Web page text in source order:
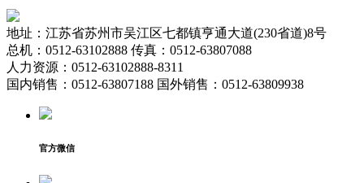
地址：江苏省苏州市吴江区七都镇亨通大道(230省道)8号
总机：0512-63102888 传真：0512-63807088
人力资源：0512-63102888-8311
国内销售：0512-63807188 国外销售：0512-63809938
官方微信